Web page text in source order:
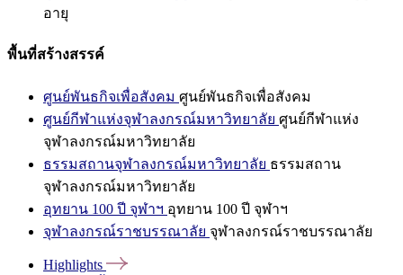
อายุ
พื้นที่สร้างสรรค์
ศูนย์พันธกิจเพื่อสังคม ศูนย์พันธกิจเพื่อสังคม
ศูนย์กีฬาแห่งจุฬาลงกรณ์มหาวิทยาลัย ศูนย์กีฬาแห่ง
จุฬาลงกรณ์มหาวิทยาลัย
ธรรมสถานจุฬาลงกรณ์มหาวิทยาลัย ธรรมสถาน
จุฬาลงกรณ์มหาวิทยาลัย
อุทยาน 100 ปี จุฬาฯ อุทยาน 100 ปี จุฬาฯ
จุฬาลงกรณ์ราชบรรณาลัย จุฬาลงกรณ์ราชบรรณาลัย
Highlights